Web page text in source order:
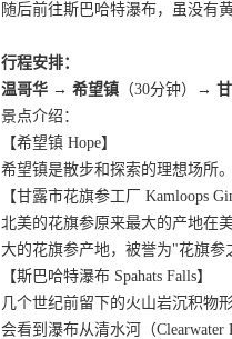
随后前往斯巴哈特瀑布，虽没有
行程安排：
温哥华 → 希望镇 （30分钟）
→ 甘
景点介绍：
【希望镇 Hope】
希望镇是散步和探索的理想场所
【甘露市花旗参工厂 Kamloops
北美的花旗参原来最大的产地在
大的花旗参产地，被誉为"花旗
【斯巴哈特瀑布 Spahats Falls】
几个世纪前留下的火山岩沉积物
会看到瀑布从清水河（